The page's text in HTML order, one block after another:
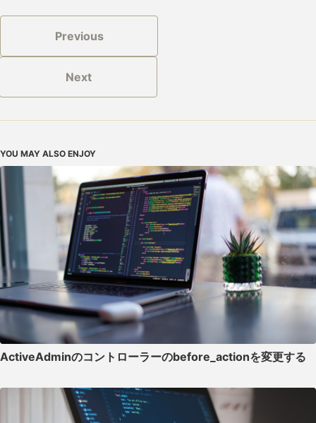
Previous
Next
YOU MAY ALSO ENJOY
ActiveAdminのコントローラーのbefore_actionを変更する